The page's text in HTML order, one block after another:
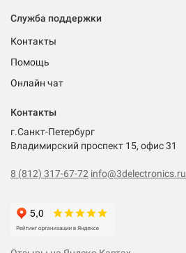
Служба поддержки
Контакты
Помощь
Онлайн чат
Контакты
г.Санкт-Петербург
Владимирский проспект 15, офис 31
8 (812) 317-67-72 info@3delectronics.ru